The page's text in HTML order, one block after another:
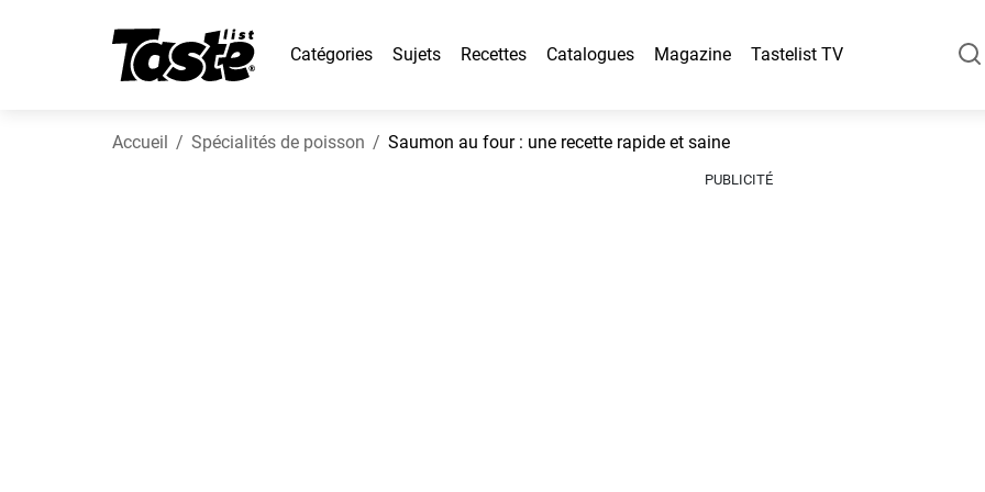
Catégories Sujets Recettes Catalogues Magazine Tastelist TV
Accueil Spécialités de poisson Saumon au four : une recette rapide et saine
PUBLICITÉ